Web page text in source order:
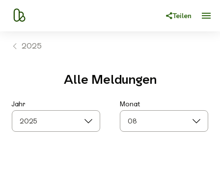
Teilen
2025
Alle Meldungen
Jahr Monat